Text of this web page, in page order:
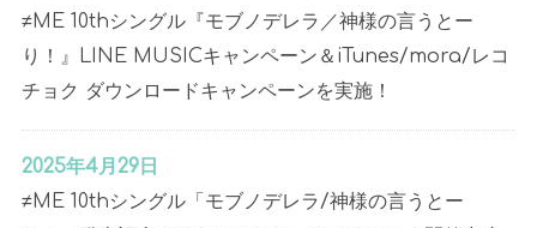
≠ME 10thシングル『モブノデレラ／神様の言うとー
り！』LINE MUSICキャンペーン＆iTunes/mora/レコ
チョク ダウンロードキャンペーンを実施！
2025年4月29日
≠ME 10thシングル「モブノデレラ/神様の言うとー